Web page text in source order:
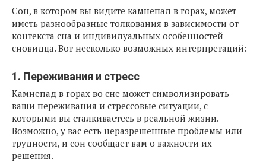
Сон, в котором вы видите камнепад в горах, может
иметь разнообразные толкования в зависимости от
контекста сна и индивидуальных особенностей
сновидца. Вот несколько возможных интерпретаций:
1. Переживания и стресс
Камнепад в горах во сне может символизировать
ваши переживания и стрессовые ситуации, с
которыми вы сталкиваетесь в реальной жизни.
Возможно, у вас есть неразрешенные проблемы или
трудности, и сон сообщает вам о важности их
решения.